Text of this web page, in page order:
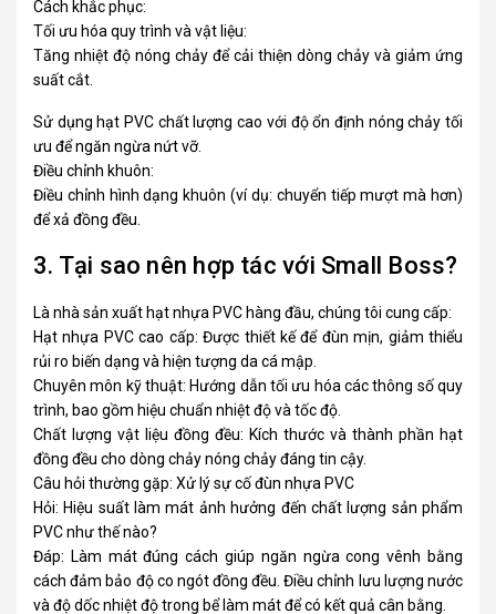
Cách khắc phục:
Tối ưu hóa quy trình và vật liệu:
Tăng nhiệt độ nóng chảy để cải thiện dòng chảy và giảm ứng
suất cắt.
Sử dụng hạt PVC chất lượng cao với độ ổn định nóng chảy tối
ưu để ngăn ngừa nứt vỡ.
Điều chỉnh khuôn:
Điều chỉnh hình dạng khuôn (ví dụ: chuyển tiếp mượt mà hơn)
để xả đồng đều.
3. Tại sao nên hợp tác với Small Boss?
Là nhà sản xuất hạt nhựa PVC hàng đầu, chúng tôi cung cấp:
Hạt nhựa PVC cao cấp: Được thiết kế để đùn mịn, giảm thiểu
rủi ro biến dạng và hiện tượng da cá mập.
Chuyên môn kỹ thuật: Hướng dẫn tối ưu hóa các thông số quy
trình, bao gồm hiệu chuẩn nhiệt độ và tốc độ.
Chất lượng vật liệu đồng đều: Kích thước và thành phần hạt
đồng đều cho dòng chảy nóng chảy đáng tin cậy.
Câu hỏi thường gặp: Xử lý sự cố đùn nhựa PVC
Hỏi: Hiệu suất làm mát ảnh hưởng đến chất lượng sản phẩm
PVC như thế nào?
Đáp: Làm mát đúng cách giúp ngăn ngừa cong vênh bằng
cách đảm bảo độ co ngót đồng đều. Điều chỉnh lưu lượng nước
và độ dốc nhiệt độ trong bể làm mát để có kết quả cân bằng.